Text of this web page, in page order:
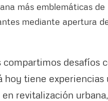
más emblemáticas de
mediante apertura
compartimos desafíos
hoy tiene experiencias
revitalización